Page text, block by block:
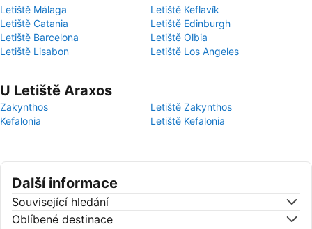
Letiště Málaga
Letiště Keflavík
Letiště Catania
Letiště Edinburgh
Letiště Barcelona
Letiště Olbia
Letiště Lisabon
Letiště Los Angeles
U Letiště Araxos
Zakynthos
Letiště Zakynthos
Kefalonia
Letiště Kefalonia
Další informace
Související hledání
Oblíbené destinace